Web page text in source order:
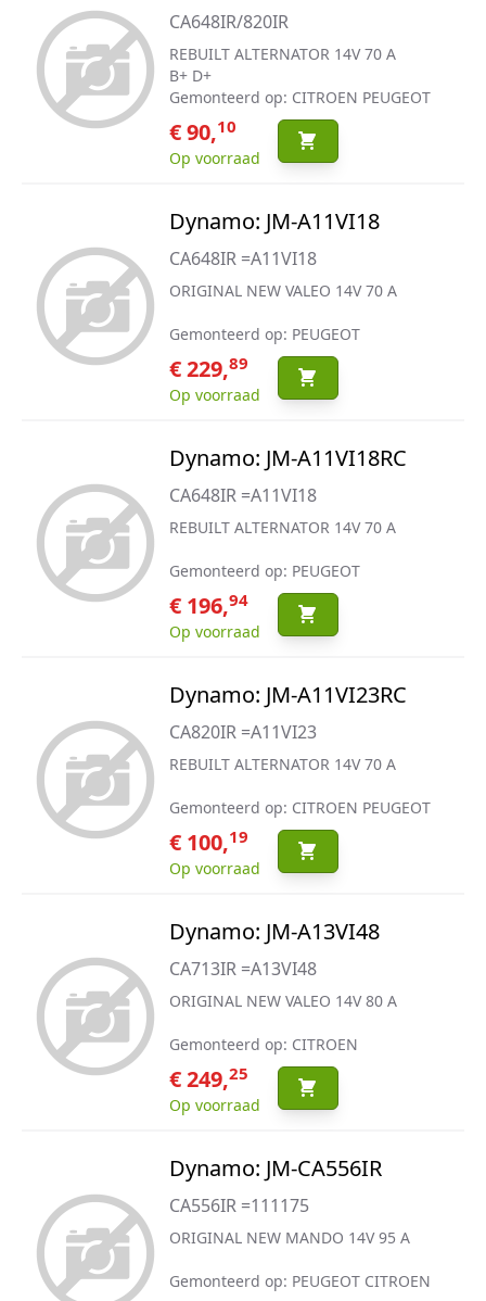
CA648IR/820IR
REBUILT ALTERNATOR 14V 70 A
B+ D+
Gemonteerd op: CITROEN PEUGEOT
€ 90,10
Op voorraad
Dynamo: JM-A11VI18
CA648IR =A11VI18
ORIGINAL NEW VALEO 14V 70 A
Gemonteerd op: PEUGEOT
€ 229,89
Op voorraad
Dynamo: JM-A11VI18RC
CA648IR =A11VI18
REBUILT ALTERNATOR 14V 70 A
Gemonteerd op: PEUGEOT
€ 196,94
Op voorraad
Dynamo: JM-A11VI23RC
CA820IR =A11VI23
REBUILT ALTERNATOR 14V 70 A
Gemonteerd op: CITROEN PEUGEOT
€ 100,19
Op voorraad
Dynamo: JM-A13VI48
CA713IR =A13VI48
ORIGINAL NEW VALEO 14V 80 A
Gemonteerd op: CITROEN
€ 249,25
Op voorraad
Dynamo: JM-CA556IR
CA556IR =111175
ORIGINAL NEW MANDO 14V 95 A
Gemonteerd op: PEUGEOT CITROEN